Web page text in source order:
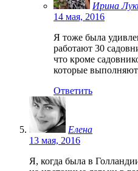
Ирина
14 мая, 2016
Я тоже была
работают 30
что кроме
которые
Ответить
Елена
13 мая, 2016
Я, когда была в